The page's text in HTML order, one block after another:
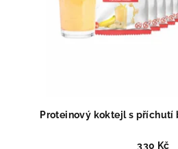
Proteinový koktejl s příchutí
330 Kč